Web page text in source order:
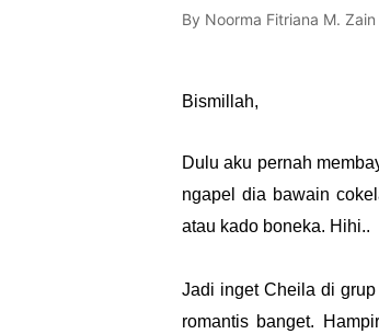
By Noorma Fitriana M. Zain
Bismillah,
Dulu aku pernah
ngapel dia bawain
atau kado boneka. Hihi..
Jadi inget Cheila di
romantis banget.